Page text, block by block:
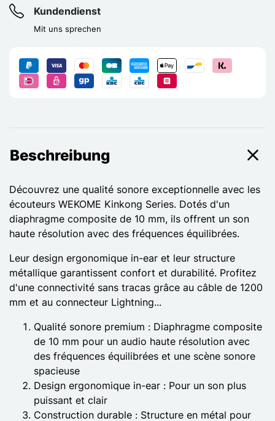
Kundendienst
Mit uns sprechen
Beschreibung
Découvrez une qualité sonore exceptionnelle avec les
écouteurs WEKOME Kinkong Series. Dotés d'un
diaphragme composite de 10 mm, ils offrent un son
haute résolution avec des fréquences équilibrées.
Leur design ergonomique in-ear et leur structure
métallique garantissent confort et durabilité. Profitez
d'une connectivité sans tracas grâce au câble de 1200
mm et au connecteur Lightning...
Qualité sonore premium : Diaphragme composite
de 10 mm pour un audio haute résolution avec
des fréquences équilibrées et une scène sonore
spacieuse
Design ergonomique in-ear : Pour un son plus
puissant et clair
Construction durable : Structure en métal pour